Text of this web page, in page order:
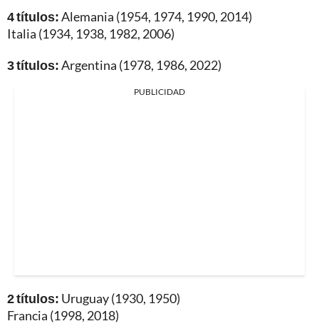
4 títulos:Alemania (1954, 1974, 1990, 2014)
Italia (1934, 1938, 1982, 2006)
3 títulos:Argentina (1978, 1986, 2022)
PUBLICIDAD
2 títulos: Uruguay (1930, 1950)
Francia (1998, 2018)